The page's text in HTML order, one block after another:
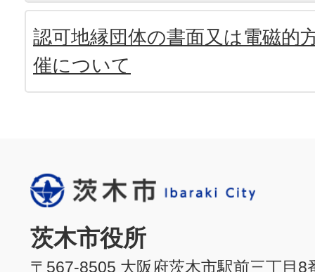
認可地縁団体の書面又は電磁的
催について
茨木市役所
〒567-8505 大阪府茨木市駅前三丁目8